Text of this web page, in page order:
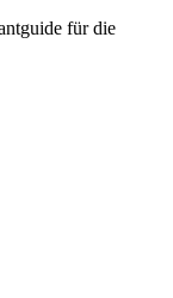
für die